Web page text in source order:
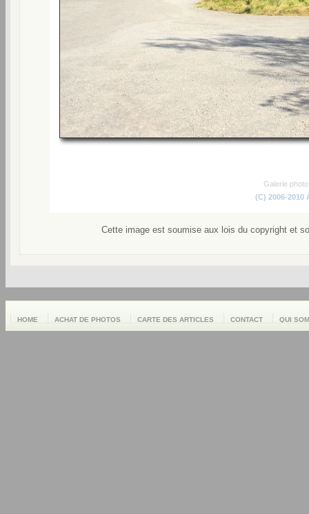
Galerie
(C) 2006-2010
Cette image est soumise aux lois du copyright et
HOME ACHAT DE PHOTOS CARTE DES ARTICLES CONTACT QUI